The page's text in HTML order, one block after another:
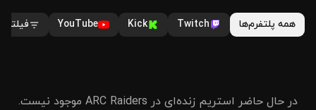
همه پلتفرم‌ها Twitch
Kick
YouTube
در حال حاضر استریم زنده‌ای در ARC Raiders موجود نیست.